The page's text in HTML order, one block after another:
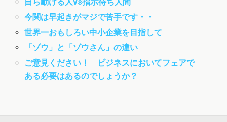
今関は早起きがマジで苦手です・・
世界一おもしろい中小企業を目指して
「ゾウ」と「ゾウさん」の違い
ご意見ください！ ビジネスにおいてフェアで
ある必要はあるのでしょうか？